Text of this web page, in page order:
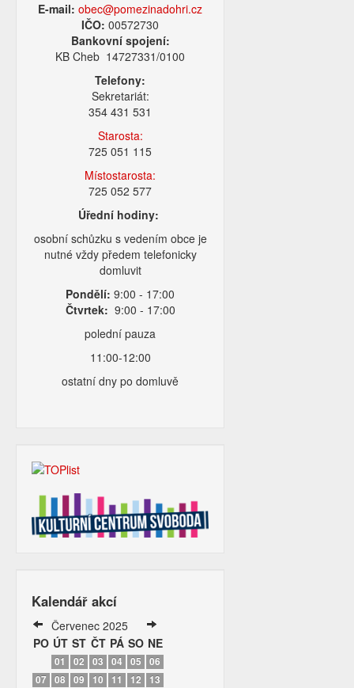
E-mail: obec@pomezinadohri.cz
IČO:00572730
Bankovní spojení:
KB Cheb 14727331/0100
Telefony:
Sekretariát:
354 431 531
Starosta:
725 051 115
Místostarosta:
725 052 577
Úřední hodiny:
osobní schůzku s vedením obce je
nutné vždy předem telefonicky
domluvit
Pondělí: 9:00 - 17:00
Čtvrtek: 9:00 - 17:00
polední pauza
11:00-12:00
ostatní dny po domluvě
Kalendář akcí
Červenec 2025
PO ÚT ST ČT PÁ SO NE
01 02 03 04 05
06
07 08 09 10 11 12
13